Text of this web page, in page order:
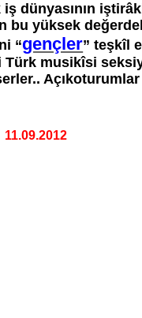
dünyasının
bu yüksek
“gençler” teşkîl
musikîsi
11.09.2012